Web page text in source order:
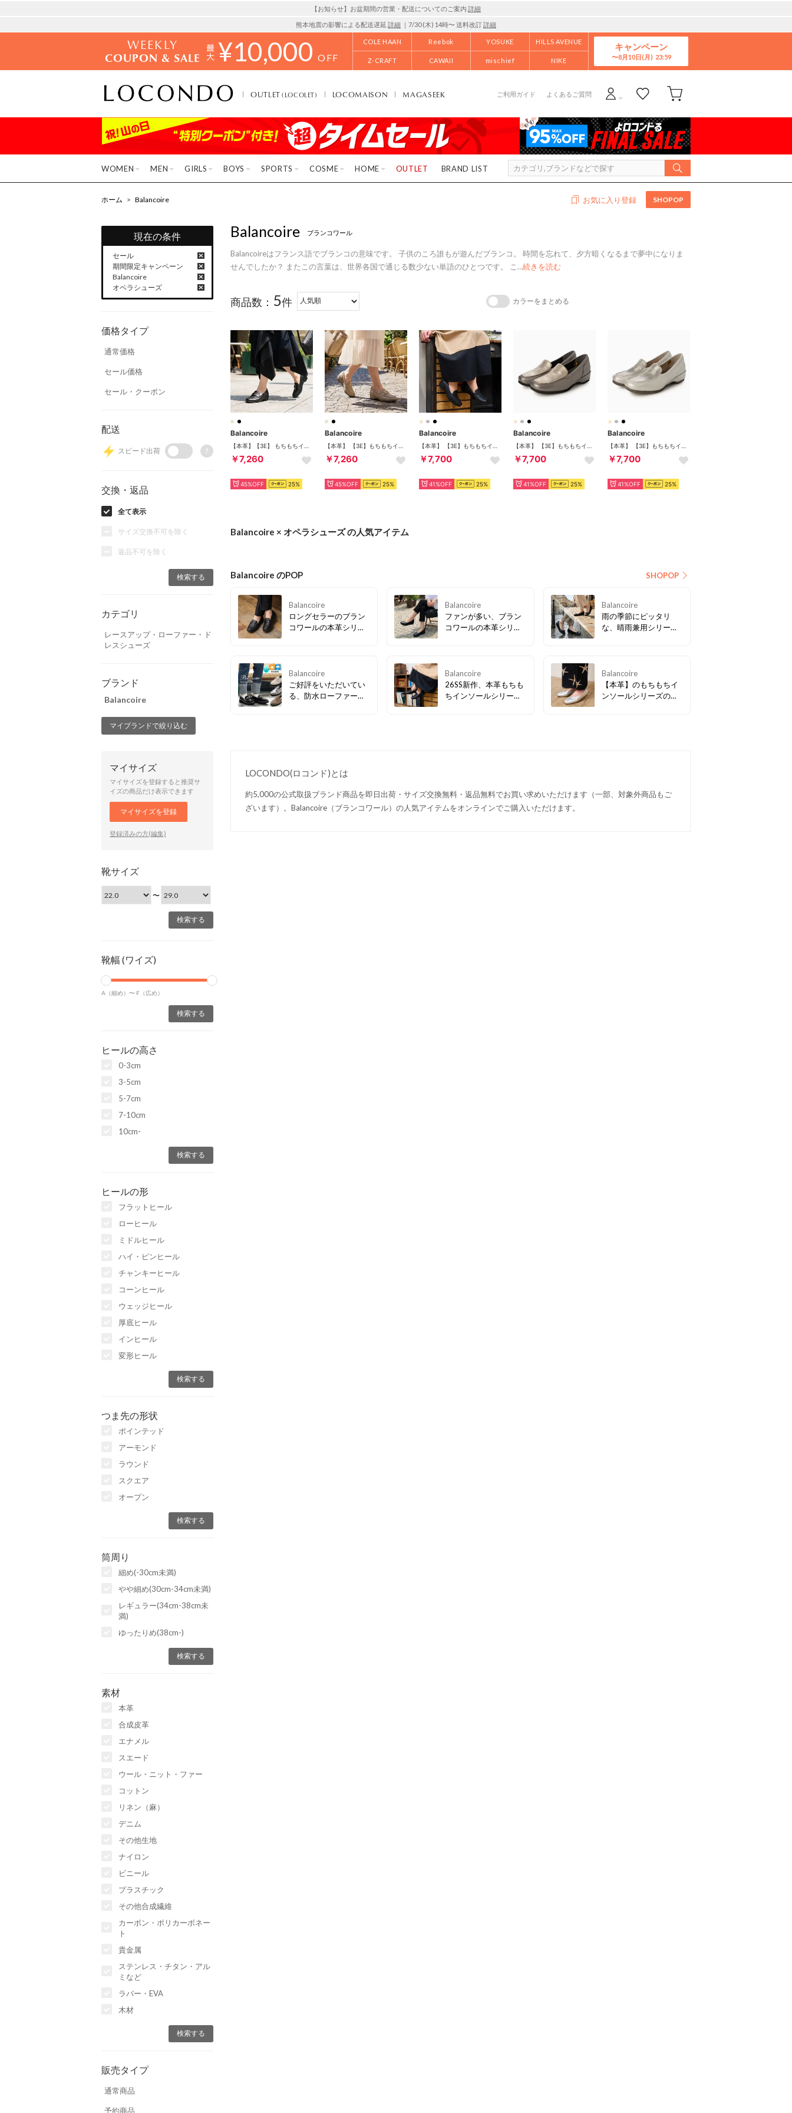
【お知らせ】お盆期間の営業・配送についてのご案内 詳細
熊本地震の影響による配送遅延 詳細 ｜7/30 (木) 14時〜 送料改訂詳細
WEEKLY
COUPON & SALE ¥10,000 OFF
COLE HAAN Reebok YOSUKE HILLS AVENUE
Z-CRAFT CAWAII mischief NIKE
キャンペーン
8月10日(月)
OUTLET(LOCOLET) LOCOMAISON MAGASEEK ご利用ガイド よくあるご質問
WOMEN MEN GIRLS BOYS SPORTS COSME HOME OUTLET BRAND LIST
ホーム > Balancoire お気に入り登録 SHOPOP
現在の条件
セール
期間限定キャンペーン
Balancoire
オペラシューズ
価格タイプ
通常価格
セール価格
セール・クーポン
配送
スピード出荷 ?
交換・返品
全て表示
サイズ交換不可を除く
返品不可を除く
カテゴリ
レースアップ・ローファー・ド
レスシューズ
ブランド
Balancoire
マイブランドで絞り込む
マイサイズ
マイサイズを登録すると推奨サ
イズの商品だけ表示できます
マイサイズを登録
登録済みの方(編集)
靴サイズ
〜
靴幅 (ワイズ)
A（細め）〜 F（広め）
ヒールの高さ
0-3cm
3-5cm
5-7cm
7-10cm
10cm-
ヒールの形
フラットヒール
ローヒール
ミドルヒール
ハイ・ピンヒール
チャンキーヒール
コーンヒール
ウェッジヒール
厚底ヒール
インヒール
変形ヒール
つま先の形状
ポインテッド
アーモンド
ラウンド
スクエア
オープン
筒周り
細め(-30cm未満)
やや細め(30cm-34cm未満)
レギュラー(34cm-38cm未
満)
ゆったりめ(38cm-)
素材
本革
合成皮革
エナメル
スエード
ウール・ニット・ファー
コットン
リネン（麻）
デニム
その他生地
ナイロン
ビニール
プラスチック
その他合成繊維
カーボン・ポリカーボネー
ト
貴金属
ステンレス・チタン・アル
ミなど
ラバー・EVA
木材
販売タイプ
通常商品
予約商品
Balancoire ブランコワール
Balancoireはフランス語でブランコの意味です。 子供のころ誰もが遊んだブランコ。 時間を忘れて、夕方暗くなるまで夢中になりま
せんでしたか？ またこの言葉は、世界各国で通じる数少ない単語のひとつです。 こ …続きを読む
商品数： 5件 カラーをまとめる
Balancoire
￥7,260
45%OFF 25%
Balancoire
￥7,260
45%OFF 25%
Balancoire
￥7,700
41%OFF 25%
Balancoire
￥7,700
41%OFF 25%
Balancoire
￥7,700
41%OFF 25%
Balancoire × オペラシューズ の人気アイテム
Balancoire のPOP SHOPOP
Balancoire
ロングセラーのブラン
コワールの本革シリー
Balancoire
ファンが多い、ブラン
コワールの本革シリー
Balancoire
雨の季節にピッタリ
な、晴雨兼用シリー
ひ、この機会にお試し
ください♪
Balancoire
ご好評をいただいてい
る、防水ローファーの
Balancoire
26SS新作、本革もちも
ちインソールシリーズ
Balancoire
【本革】のもちもちイ
ンソールシリーズの新
LOCONDO(ロコンド)とは
約5,000の公式取扱ブランド商品を即日出荷・サイズ交換無料・返品無料でお買い求めいただけます（一部、対象外商品もご
ざいます）。Balancoire（ブランコワール）の人気アイテムをオンラインでご購入いただけます。